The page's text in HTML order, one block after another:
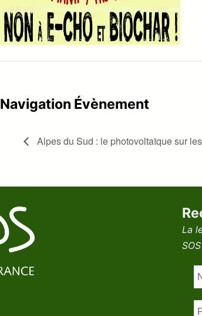
Navigation Évènement
Alpes du Sud : le photovoltaïque sur
La